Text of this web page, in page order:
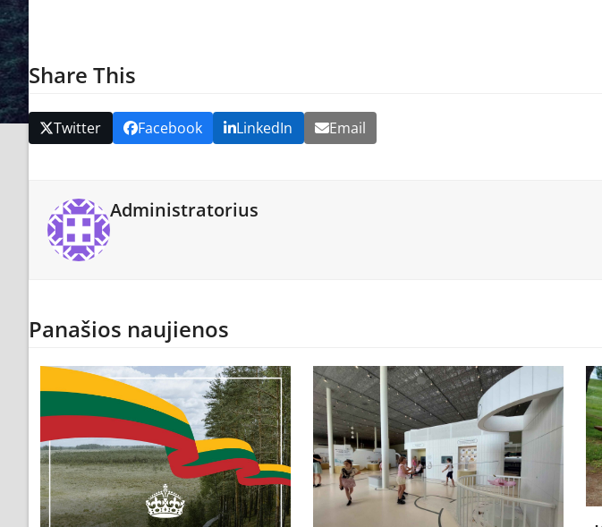
Share This
Twitter Facebook LinkedIn Email
Administratorius
Panašios naujienos